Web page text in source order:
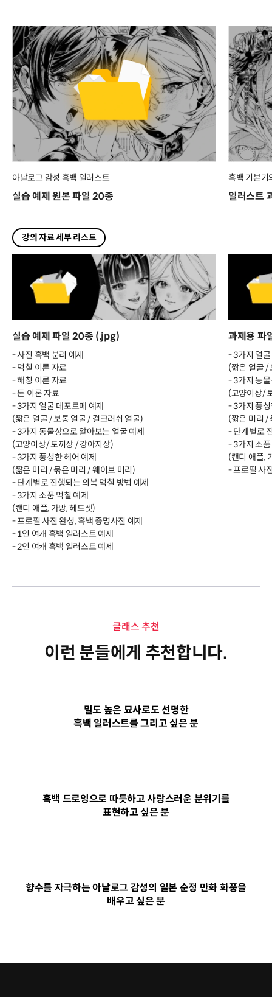
아날로그 감성 흑백 일러스트
실습 예제 원본 파일 20종
흑백 기본기
일러스트
강의 자료 세부 리스트
실습 예제 파일 20종 (.jpg)
- 사진 흑백 분리 예제
- 먹칠 이론 자료
- 해칭 이론 자료
- 톤 이론 자료
- 3가지 얼굴 데포르메 예제
(짧은 얼굴 / 보통 얼굴 / 걸크러쉬 얼굴)
- 3가지 동물상으로 알아보는 얼굴 예제
(고양이상/ 토끼상 / 강아지상)
- 3가지 풍성한 헤어 예제
(짧은 머리 / 묶은 머리 / 웨이브 머리)
- 단계별로 진행되는 의복 먹칠 방법 예제
- 3가지 소품 먹칠 예제
(캔디 애플, 가방, 헤드셋)
- 프로필 사진 완성, 흑백 증명사진 예제
- 1인 여캐 흑백 일러스트 예제
- 2인 여캐 흑백 일러스트 예제
과제용 파
- 3가지 얼
(짧은 얼굴 /
- 3가지 동
(고양이상/
- 3가지 풍
(짧은 머리 /
- 단계별로
- 3가지 소
(캔디 애플,
- 프로필 사
클래스 추천
이런 분들에게 추천합니다.
밀도 높은 묘사로도 선명한
흑백 일러스트를 그리고 싶은 분
흑백 드로잉으로 따듯하고 사랑스러운 분위기를
표현하고 싶은 분
향수를 자극하는 아날로그 감성의 일본 순정 만화 화풍을
배우고 싶은 분